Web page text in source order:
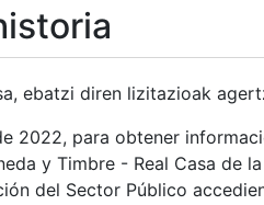
ebatzi diren lizitazioak
2022, para obtener
y Timbre - Real Casa de
del Sector Público